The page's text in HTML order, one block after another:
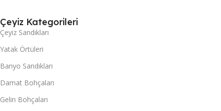
Çeyiz Kategorileri
Çeyiz Sandıkları
Yatak Örtüleri
Banyo Sandıkları
Damat Bohçaları
Gelin Bohçaları